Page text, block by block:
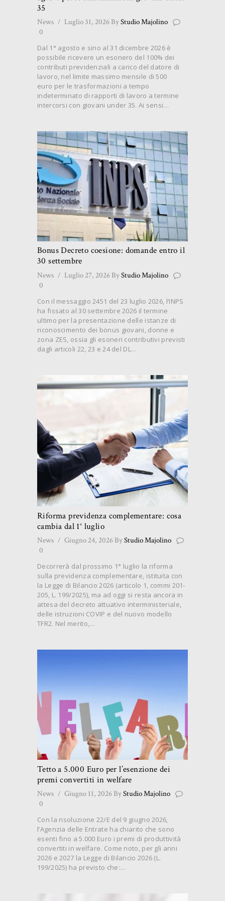
35
News Luglio 31, 2026 ByStudio Majolino
0
Dal 1° agosto e sino al 31 dicembre 2026 è
possibile ricevere un esonero del 100% dei
contributi previdenziali a carico del datore di
lavoro, nel limite massimo mensile di 500
euro per le trasformazioni a tempo
indeterminato di rapporti di lavoro a termine
intercorsi con giovani under 35. Ai sensi…
Bonus Decreto coesione: domande entro il
30 settembre
News Luglio 27, 2026 ByStudio Majolino
0
Con il messaggio 2451 del 23 luglio 2026, l’INPS
ha fissato al 30 settembre 2026 il termine
ultimo per la presentazione delle istanze di
riconoscimento dei bonus giovani, donne e
zona ZES, ossia gli esoneri contributivi previsti
dagli articoli 22, 23 e 24 del DL…
Riforma previdenza complementare: cosa
cambia dal 1° luglio
News Giugno 24, 2026 ByStudio Majolino
0
Decorrerà dal prossimo 1° luglio la riforma
sulla previdenza complementare, istituita con
la Legge di Bilancio 2026 (articolo 1, commi 201-
205, L. 199/2025), ma ad oggi si resta ancora in
attesa del decreto attuativo interministeriale,
delle istruzioni COVIP e del nuovo modello
TFR2. Nel merito,…
Tetto a 5.000 Euro per l’esenzione dei
premi convertiti in welfare
News Giugno 11, 2026 ByStudio Majolino
0
Con la risoluzione 22/E del 9 giugno 2026,
l’Agenzia delle Entrate ha chiarito che sono
esenti fino a 5.000 Euro i premi di produttività
convertiti in welfare. Come noto, per gli anni
2026 e 2027 la Legge di Bilancio 2026 (L.
199/2025) ha previsto che:…